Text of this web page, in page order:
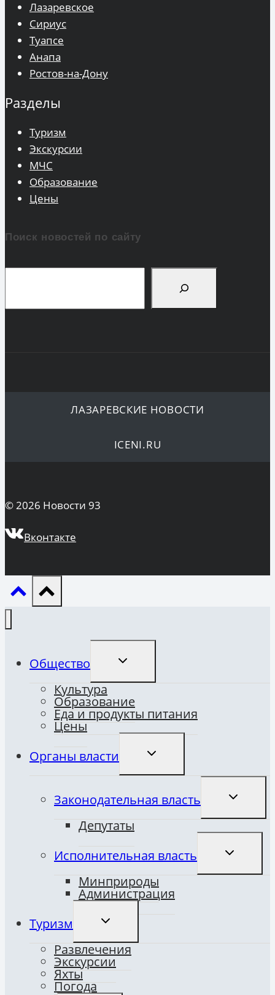
Лазаревское
Сириус
Туапсе
Анапа
Ростов-на-Дону
Разделы
Туризм
Экскурсии
МЧС
Образование
Цены
Поиск новостей по сайту
ЛАЗАРЕВСКИЕ НОВОСТИ
ICENI.RU
© 2026 Новости 93
Вконтакте
Общество
ПЕРЕКЛЮЧИТЬ
ДОЧЕРНЕЕ
Культура
Образование
Еда и продукты питания
Цены
Органы власти
ПЕРЕКЛЮЧИТЬ
ДОЧЕРНЕЕ
Законодательная власть
Депутаты
Исполнительная власть
Минприроды
Администрация
Туризм
ПЕРЕКЛЮЧИТЬ
ДОЧЕРНЕЕ
Развлечения
Экскурсии
Яхты
Погода